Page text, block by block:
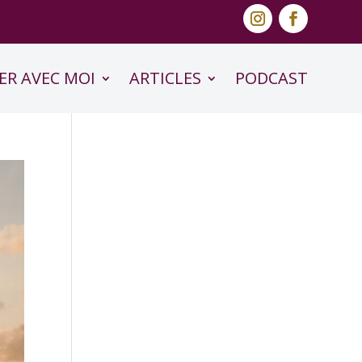
AVEC MOI ARTICLES PODCAST